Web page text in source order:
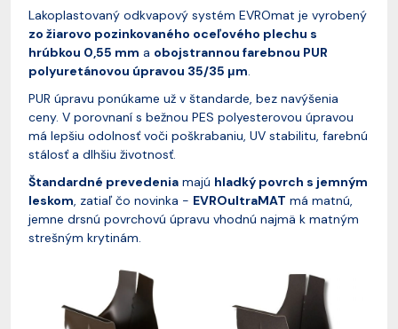
Lakoplastovaný odkvapový systém EVROmat je vyrobený
zo žiarovo pozinkovaného oceľového plechu s
hrúbkou 0,55 mm a obojstrannou farebnou PUR
polyuretánovou úpravou 35/35 μm.
PUR úpravu ponúkame už v štandarde, bez navýšenia
ceny. V porovnaní s bežnou PES polyesterovou úpravou
má lepšiu odolnosť voči poškrabaniu, UV stabilitu, farebnú
stálosť a dlhšiu životnosť.
Štandardné prevedenia majú hladký povrch s jemným
leskom, zatiaľ čo novinka - EVROultraMAT má matnú,
jemne drsnú povrchovú úpravu vhodnú najmä k matným
strešným krytinám.